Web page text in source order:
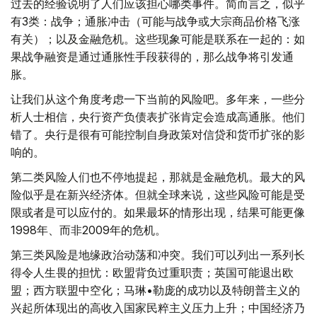
过去的经验说明了人们应该担心哪类事件。简而言之，似乎
有3类：战争；通胀冲击（可能与战争或大宗商品价格飞涨
有关）；以及金融危机。这些现象可能是联系在一起的：如
果战争融资是通过通胀性手段获得的，那么战争将引发通
胀。
让我们从这个角度考虑一下当前的风险吧。多年来，一些分
析人士相信，央行资产负债表扩张肯定会造成高通胀。他们
错了。央行是很有可能控制自身政策对信贷和货币扩张的影
响的。
第二类风险人们也不停地提起，那就是金融危机。最大的风
险似乎是在新兴经济体。但就全球来说，这些风险可能是受
限或者是可以应付的。如果最坏的情形出现，结果可能更像
1998年、而非2009年的危机。
第三类风险是地缘政治动荡和冲突。我们可以列出一系列长
得令人生畏的担忧：欧盟背负过重职责；英国可能退出欧
盟；西方联盟中空化；马琳•勒庞的成功以及特朗普主义的
兴起所体现出的高收入国家民粹主义压力上升；中国经济乃